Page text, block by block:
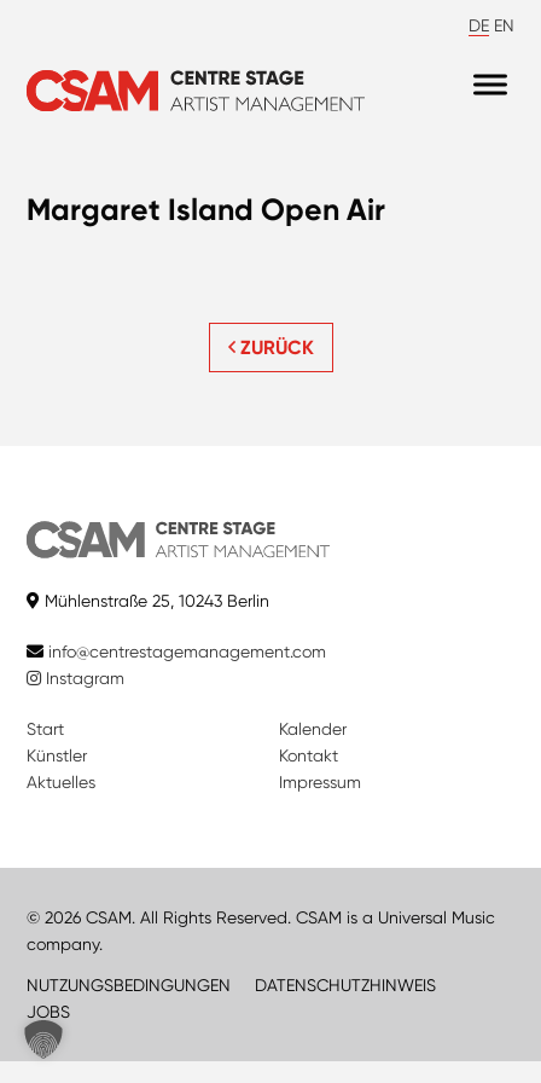
DE EN
Margaret Island Open Air
ZURÜCK
Mühlenstraße 25, 10243 Berlin
info@centrestagemanagement.com
Instagram
Start
Künstler
Aktuelles
Kalender
Kontakt
Impressum
© 2026 CSAM. All Rights Reserved. CSAM is a Universal Music
company.
NUTZUNGSBEDINGUNGEN
DATENSCHUTZHINWEIS
JOBS